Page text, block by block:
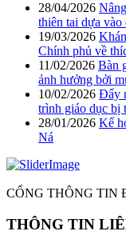
28/04/2026
thiên tai dựa vào
19/03/2026
Chính phủ về
11/02/2026 Bàn
ảnh hưởng bởi
10/02/2026 Đẩy
trình giáo dục bị
28/01/2026 Kế
Ná
CỔNG THÔNG TIN
THÔNG TIN